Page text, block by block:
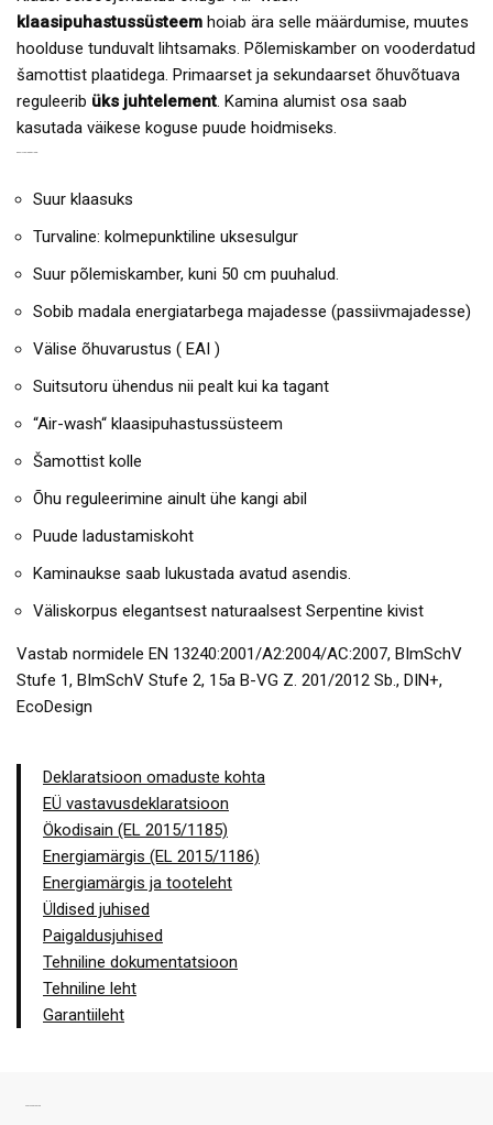
klaasipuhastussüsteem hoiab ära selle määrdumise, muutes
hoolduse tunduvalt lihtsamaks. Põlemiskamber on vooderdatud
šamottist plaatidega. Primaarset ja sekundaarset õhuvõtuava
reguleerib üks juhtelement. Kamina alumist osa saab
kasutada väikese koguse puude hoidmiseks.
Suur klaasuks
Turvaline: kolmepunktiline uksesulgur
Suur põlemiskamber, kuni 50 cm puuhalud.
Sobib madala energiatarbega majadesse (passiivmajadesse)
Välise õhuvarustus ( EAI )
Suitsutoru ühendus nii pealt kui ka tagant
“Air-wash“ klaasipuhastussüsteem
Šamottist kolle
Õhu reguleerimine ainult ühe kangi abil
Puude ladustamiskoht
Kaminaukse saab lukustada avatud asendis.
Väliskorpus elegantsest naturaalsest Serpentine kivist
Vastab normidele EN 13240:2001/A2:2004/AC:2007, BImSchV
Stufe 1, BImSchV Stufe 2, 15a B-VG Z. 201/2012 Sb., DIN+,
EcoDesign
Deklaratsioon omaduste kohta
EÜ vastavusdeklaratsioon
Ökodisain (EL 2015/1185)
Energiamärgis (EL 2015/1186)
Energiamärgis ja tooteleht
Üldised juhised
Paigaldusjuhised
Tehniline dokumentatsioon
Tehniline leht
Garantiileht